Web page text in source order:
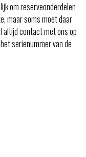
om reserveonderdelen
maar soms moet daar
altijd contact met ons op
het serienummer van de